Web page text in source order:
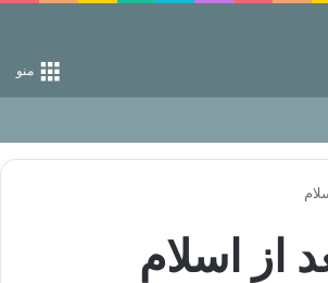
منو
دوری وکناره‌گیری از راه خداست‌!
از اسلام